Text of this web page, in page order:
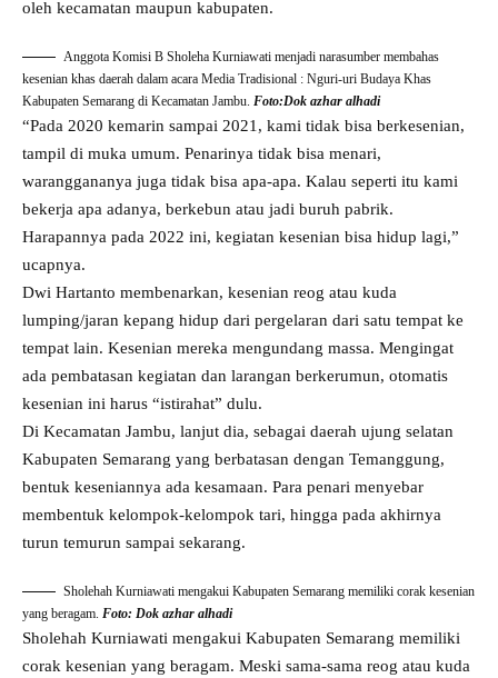
oleh kecamatan maupun kabupaten.
Anggota Komisi B Sholeha Kurniawati menjadi narasumber membahas
kesenian khas daerah dalam acara Media Tradisional : Nguri-uri Budaya Khas
Kabupaten Semarang di Kecamatan Jambu. Foto:Dok azhar alhadi
“Pada 2020 kemarin sampai 2021, kami tidak bisa berkesenian,
tampil di muka umum. Penarinya tidak bisa menari,
waranggananya juga tidak bisa apa-apa. Kalau seperti itu kami
bekerja apa adanya, berkebun atau jadi buruh pabrik.
Harapannya pada 2022 ini, kegiatan kesenian bisa hidup lagi,”
ucapnya.
Dwi Hartanto membenarkan, kesenian reog atau kuda
lumping/jaran kepang hidup dari pergelaran dari satu tempat ke
tempat lain. Kesenian mereka mengundang massa. Mengingat
ada pembatasan kegiatan dan larangan berkerumun, otomatis
kesenian ini harus “istirahat” dulu.
Di Kecamatan Jambu, lanjut dia, sebagai daerah ujung selatan
Kabupaten Semarang yang berbatasan dengan Temanggung,
bentuk keseniannya ada kesamaan. Para penari menyebar
membentuk kelompok-kelompok tari, hingga pada akhirnya
turun temurun sampai sekarang.
Sholehah Kurniawati mengakui Kabupaten Semarang memiliki corak kesenian
yang beragam. Foto: Dok azhar alhadi
Sholehah Kurniawati mengakui Kabupaten Semarang memiliki
corak kesenian yang beragam. Meski sama-sama reog atau kuda